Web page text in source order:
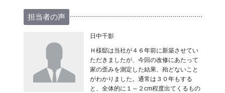
担当者の声
日中千影
Ｈ様邸は当社が４６年前に新築させてい
ただきましたが、今回の改修にあたって
家の歪みを測定した結果、殆どないこと
がわかりました。通常は３０年もする
と、全体的に１～２cm程度出てくるもの